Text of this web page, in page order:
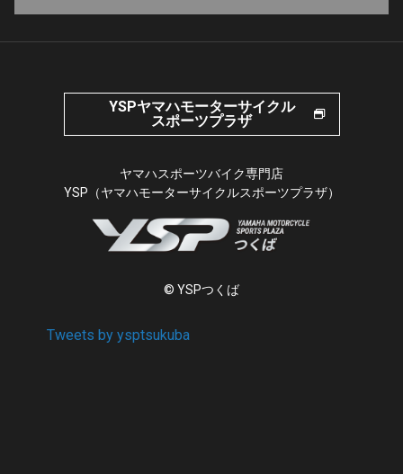
YSPヤマハモーターサイクル
スポーツプラザ
ヤマハスポーツバイク専門店
YSP（ヤマハモーターサイクルスポーツプラザ）
© YSPつくば
Tweets by ysptsukuba